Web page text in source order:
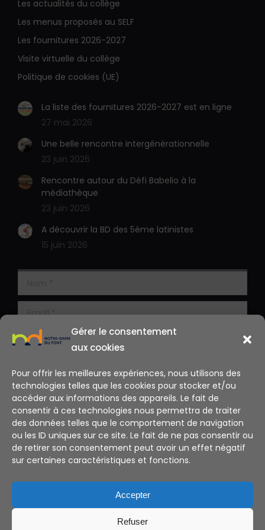
Gérer le consentement
aux cookies
Pour offrir les meilleures expériences, nous utilisons des
technologies telles que les cookies pour stocker et/ou
accéder aux informations des appareils. Le fait de
consentir à ces technologies nous permettra de traiter
des données telles que le comportement de navigation
ou les ID uniques sur ce site. Le fait de ne pas consentir ou
de retirer son consentement peut avoir un effet négatif
sur certaines caractéristiques et fonctions.
Accepter
Refuser
mail
s'ouvre
dans
une
fenêtre
Web
s'ouvre
dans
une
fenêtre
Les actualités du collège
Les menus proposés au SELF
Les fournitures 2026-2027
Visite virtuelle du collège
Politique de cookies (UE)
La liste des fournitures 2026-2027 est en ligne
27 mai 2026
Une belle rencontre intergénérationnelle
23 juin 2026
Rencontre autour du Défi Babelio à la
médiathèque
23 juin 2026
A découvrir la BD des 5ème latinistes
15 juin 2026
Alternative: